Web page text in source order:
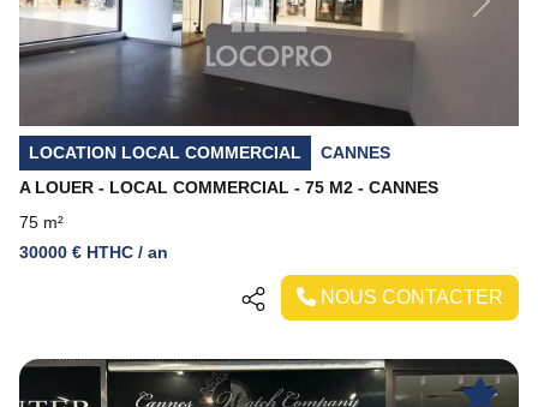
Previous Next
LOCATION LOCAL COMMERCIAL
CANNES
A LOUER - LOCAL COMMERCIAL - 75 M2 - CANNES
75 m²
30000 € HTHC / an
NOUS CONTACTER